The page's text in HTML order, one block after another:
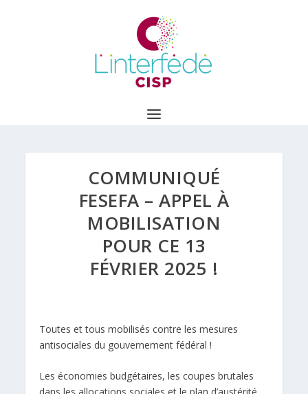
COMMUNIQUÉ
FESEFA – APPEL À
MOBILISATION
POUR CE 13
FÉVRIER 2025 !
Toutes et tous mobilisés contre les mesures
antisociales du gouvernement fédéral !
Les économies budgétaires, les coupes brutales